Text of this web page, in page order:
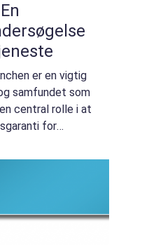
er en vigtig
samfundet som
central rolle i at
for